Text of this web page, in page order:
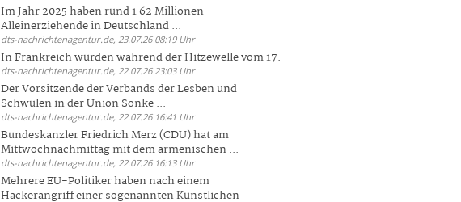
Im Jahr 2025 haben rund 1 62 Millionen
Alleinerziehende in Deutschland ...
dts-nachrichtenagentur.de, 23.07.26 08:19 Uhr
In Frankreich wurden während der Hitzewelle vom 17.
dts-nachrichtenagentur.de, 22.07.26 23:03 Uhr
Der Vorsitzende der Verbands der Lesben und
Schwulen in der Union Sönke ...
dts-nachrichtenagentur.de, 22.07.26 16:41 Uhr
Bundeskanzler Friedrich Merz (CDU) hat am
Mittwochnachmittag mit dem armenischen ...
dts-nachrichtenagentur.de, 22.07.26 16:13 Uhr
Mehrere EU-Politiker haben nach einem
Hackerangriff einer sogenannten Künstlichen